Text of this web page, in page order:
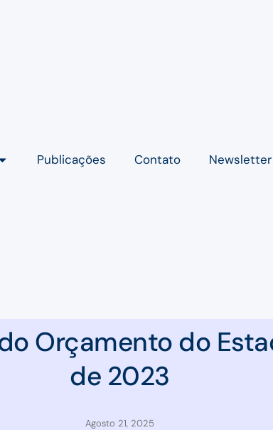
Publicações Contato Newsletter
Orçamento do
de 2023
Agosto 21, 2025